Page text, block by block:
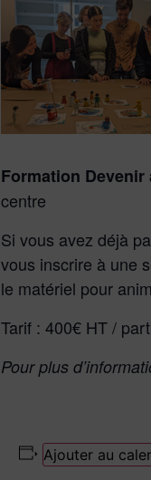
Formation Devenir
centre
Si vous avez déjà
vous inscrire à une
le matériel pour
Tarif : 400€ HT /
Pour plus
Ajouter au